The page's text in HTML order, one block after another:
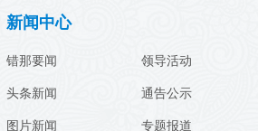
新闻中心
错那要闻
头条新闻
图片新闻
领导活动
通告公示
专题报道